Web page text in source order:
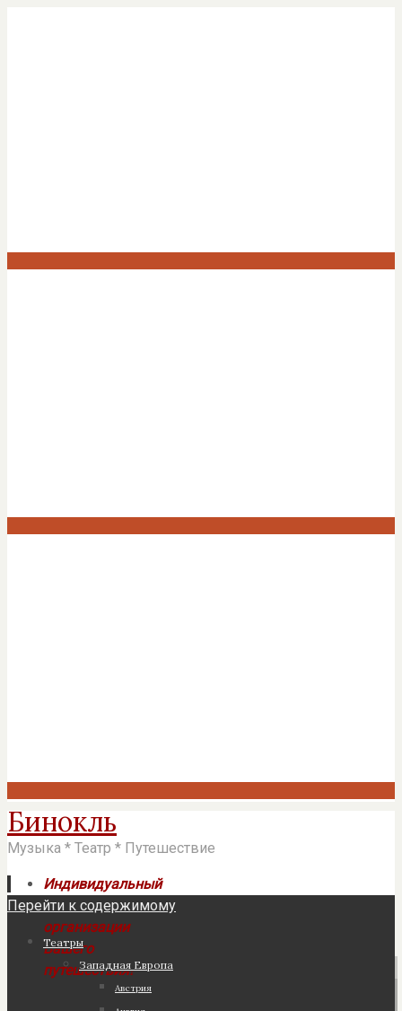
Бинокль
Музыка * Театр * Путешествие
Индивидуальный
подход к
организации
Вашего
путешествия!
Перейти к содержимому
Театры
Западная Европа
Австрия